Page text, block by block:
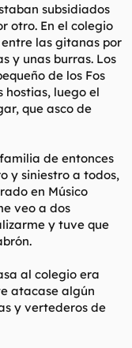
subsidiados
otro. En el colegio
las gitanas por
y unas burras. Los
de los Fos
hostias, luego el
que asco de
de entonces
y siniestro a todos,
en Músico
veo a dos
y tuve que
al colegio era
atacase algún
y vertederos de